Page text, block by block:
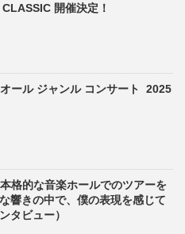
開催決定！
ール ジャンル コンサート 2025
格的な音楽ホールでのツアーを
響きの中で、僕の表現を感じて
タビュー）